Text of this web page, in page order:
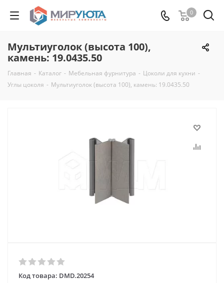
0
Мультиуголок (высота 100),
камень: 19.0435.50
Главная - Каталог - Мебельная фурнитура - Цоколи для кухни -
Углы цоколя - Мультиуголок (высота 100), камень: 19.0435.50
Код товара: DMD.20254